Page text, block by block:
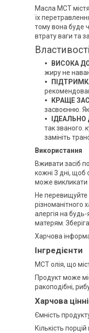
Масла MCT
їх
тому вона буде
втрату ваги та
ВИСОКА
жиру не
КРАЩЕ
засвоєнню.
так званого.
замініть
Використання
Вживати засіб
кожні 3 дні,
може викликати
Не перевищуйте
різноманітного
алергія на
матерям.
Харчова
Інгредієнти
MCT олія, що
Продукт може
ракоподібні,
Харчова
Ємність
Кількість